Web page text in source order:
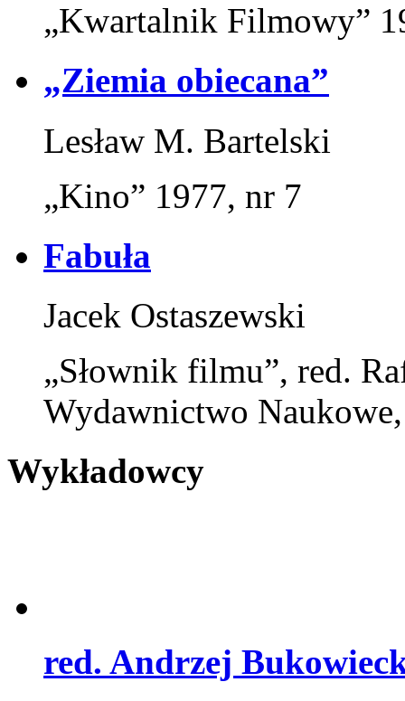
„Kwartalnik Filmowy”
„Ziemia obiecana”
Lesław M. Bartelski
„Kino” 1977, nr 7
Fabuła
Jacek Ostaszewski
„Słownik filmu”, red.
Wydawnictwo
Wykładowcy
red. Andrzej